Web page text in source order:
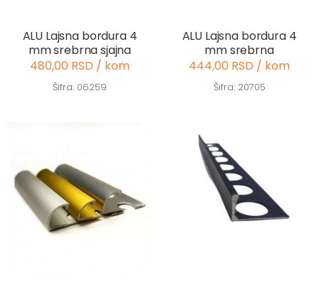
ALU Lajsna bordura 4
mm srebrna sjajna
480,00 RSD / kom
Šifra: 06259
ALU Lajsna bordura 4
mm srebrna
444,00 RSD / kom
Šifra: 20705